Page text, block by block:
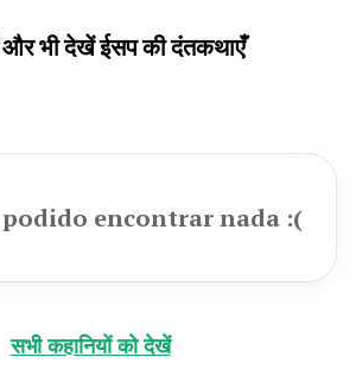
और भी देखें ईसप की दंतकथाएँ
encontrar nada :(
सभी कहानियों को देखें